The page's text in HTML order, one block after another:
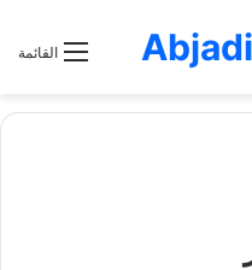
القائمة